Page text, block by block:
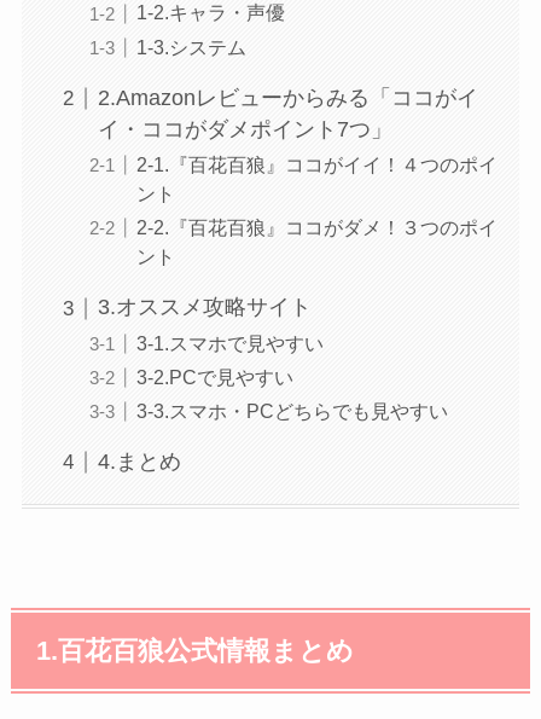
1-2.キャラ・声優
1-3.システム
2.Amazonレビューからみる「ココがイ
イ・ココがダメポイント7つ」
2-1.『百花百狼』ココがイイ！４つのポイ
ント
2-2.『百花百狼』ココがダメ！３つのポイ
ント
3.オススメ攻略サイト
3-1.スマホで見やすい
3-2.PCで見やすい
3-3.スマホ・PCどちらでも見やすい
4.まとめ
1.百花百狼公式情報まとめ